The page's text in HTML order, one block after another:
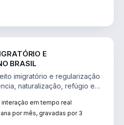
E
BRASIL
imigratório e regularização
naturalização, refúgio e
em tempo real
por mês, gravadas por 3